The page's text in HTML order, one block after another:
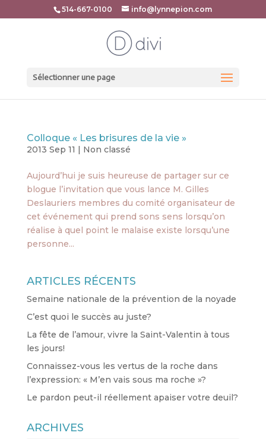
514-667-0100 info@lynnepion.com
Sélectionner une page
Colloque « Les brisures de la vie »
2013 Sep 11 | Non classé
Aujourd’hui je suis heureuse de partager sur ce
blogue l’invitation que vous lance M. Gilles
Deslauriers membres du comité organisateur de
cet événement qui prend sons sens lorsqu’on
réalise à quel point le malaise existe lorsqu’une
personne...
ARTICLES RÉCENTS
Semaine nationale de la prévention de la noyade
C’est quoi le succès au juste?
La fête de l’amour, vivre la Saint-Valentin à tous
les jours!
Connaissez-vous les vertus de la roche dans
l’expression: « M’en vais sous ma roche »?
Le pardon peut-il réellement apaiser votre deuil?
ARCHIVES